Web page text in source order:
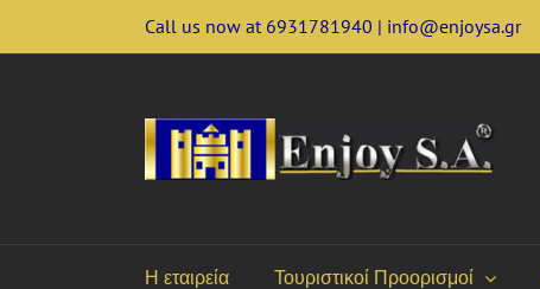
Call us now at 6931781940 | info@enjoysa.gr
Η εταιρεία Τουριστικοί Προορισμοί